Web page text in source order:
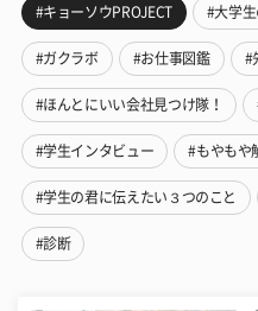
#キョーソウPROJECT #大学
#ガクラボ #お仕事図鑑 #
#ほんとにいい会社見つけ隊！
#学生インタビュー #もやもや
#学生の君に伝えたい３つのこと
#診断